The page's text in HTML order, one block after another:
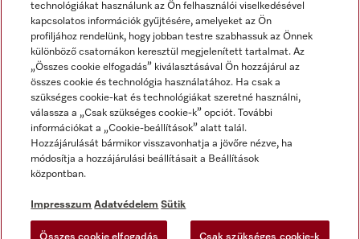
Impresszum
ÁSZF
Adatvédelem
Felhasználási feltételek
Akadálymentességi Nyilatkozat
Digitális Szolgáltatásokról szóló törvény
technológiákat használunk az Ön felhasználói viselkedésével
kapcsolatos információk gyűjtésére, amelyeket az Ön
profiljához rendelünk, hogy jobban testre szabhassuk az Önnek
különböző csatornákon keresztül megjelenített tartalmat. Az
„Összes cookie elfogadás” kiválasztásával Ön hozzájárul az
összes cookie és technológia használatához. Ha csak a
szükséges cookie-kat és technológiákat szeretné használni,
válassza a „Csak szükséges cookie-k” opciót. További
információkat a „Cookie-beállítások” alatt talál.
Hozzájárulását bármikor visszavonhatja a jövőre nézve, ha
módosítja a hozzájárulási beállításait a Beállítások
központban.
Impresszum Adatvédelem Sütik